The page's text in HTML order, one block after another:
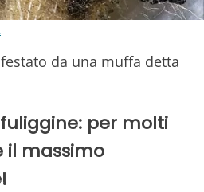
da una muffa detta
per molti
il massimo